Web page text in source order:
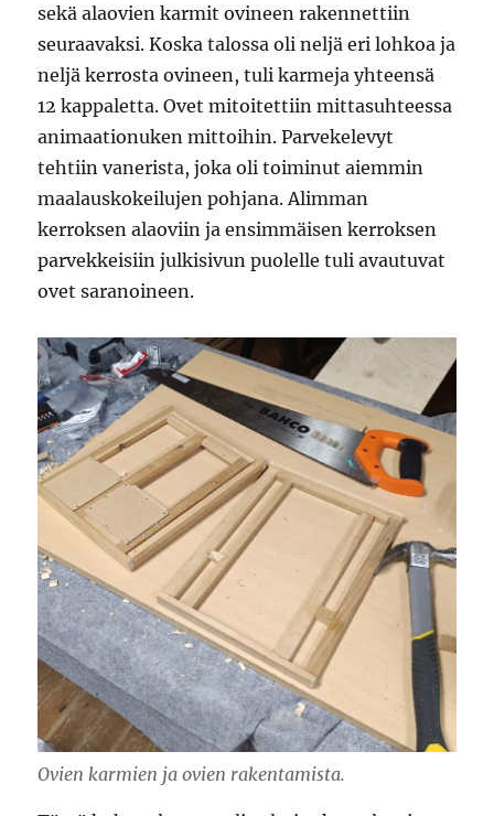
sekä alaovien karmit ovineen rakennettiin
seuraavaksi. Koska talossa oli neljä eri lohkoa ja
neljä kerrosta ovineen, tuli karmeja yhteensä
12 kappaletta. Ovet mitoitettiin mittasuhteessa
animaationuken mittoihin. Parvekelevyt
tehtiin vanerista, joka oli toiminut aiemmin
maalauskokeilujen pohjana. Alimman
kerroksen alaoviin ja ensimmäisen kerroksen
parvekkeisiin julkisivun puolelle tuli avautuvat
ovet saranoineen.
Ovien karmien ja ovien rakentamista.